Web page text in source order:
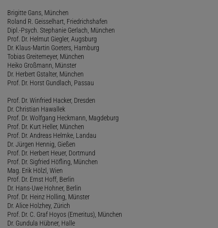
Brigitte Gans, München
Roland R. Geisselhart, Friedrichshafen
Dipl.-Psych. Stephanie Gerlach, München
Prof. Dr. Helmut Giegler, Augsburg
Dr. Klaus-Martin Goeters, Hamburg
Tobias Greitemeyer, München
Heiko Großmann, Münster
Dr. Herbert Gstalter, München
Prof. Dr. Horst Gundlach, Passau
Prof. Dr. Winfried Hacker, Dresden
Dr. Christian Hawallek
Prof. Dr. Wolfgang Heckmann, Magdeburg
Prof. Dr. Kurt Heller, München
Prof. Dr. Andreas Helmke, Landau
Dr. Jürgen Hennig, Gießen
Prof. Dr. Herbert Heuer, Dortmund
Prof. Dr. Sigfried Höfling, München
Mag. Erik Hölzl, Wien
Prof. Dr. Ernst Hoff, Berlin
Dr. Hans-Uwe Hohner, Berlin
Prof. Dr. Heinz Holling, Münster
Dr. Alice Holzhey, Zürich
Prof. Dr. C. Graf Hoyos (Emeritus), München
Dr. Gundula Hübner, Halle